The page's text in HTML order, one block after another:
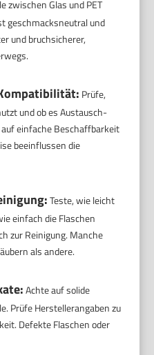
zwischen Glas und PET
geschmacksneutral und
und bruchsicherer,
Prüfe,
und ob es Austausch-
einfache Beschaffbarkeit
beeinflussen die
Teste, wie leicht
einfach die Flaschen
zur Reinigung. Manche
als andere.
Achte auf solide
Prüfe Herstellerangaben zu
Defekte Flaschen oder